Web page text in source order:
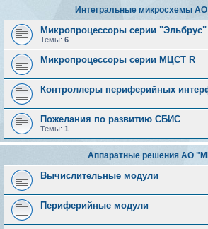
Интегральные микросхемы
Микропроцессоры серии "Эльбрус"
Темы: 6
Микропроцессоры серии МЦСТ R
Контроллеры периферийных
Пожелания по развитию СБИС
Темы: 1
Аппаратные решения АО
Вычислительные модули
Периферийные модули